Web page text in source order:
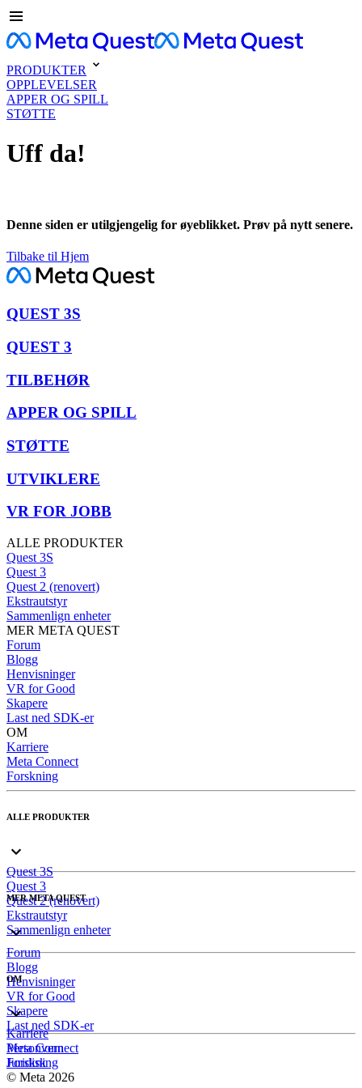
PRODUKTER
OPPLEVELSER
APPER OG SPILL
STØTTE
Uff da!
Denne siden er utilgjengelig for øyeblikket. Prøv på nytt senere.
Tilbake til Hjem
QUEST 3S
QUEST 3
TILBEHØR
APPER OG SPILL
STØTTE
UTVIKLERE
VR FOR JOBB
ALLE PRODUKTER
Quest 3S
Quest 3
Quest 2 (renovert)
Ekstrautstyr
Sammenlign enheter
MER META QUEST
Forum
Blogg
Henvisninger
VR for Good
Skapere
Last ned SDK-er
OM
Karriere
Meta Connect
Forskning
ALLE PRODUKTER
Quest 3S
Quest 3
Quest 2 (renovert)
Ekstrautstyr
Sammenlign enheter
MER META QUEST
Forum
Blogg
Henvisninger
VR for Good
Skapere
Last ned SDK-er
OM
Karriere
Meta Connect
Forskning
Personvern
Juridisk
© Meta 2026